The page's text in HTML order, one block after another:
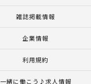
雑誌掲載情報
企業情報
利用規約
一緒に働こう♪求人情報